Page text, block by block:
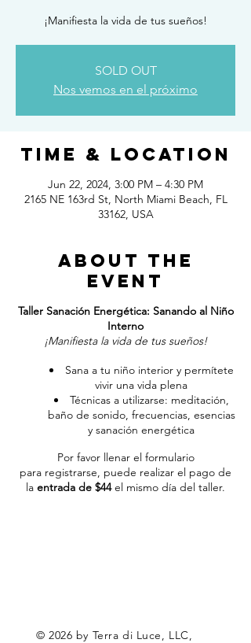
¡Manifiesta la vida de tus sueños!
SOLD OUT
Nos vemos en el próximo
Time & Location
Jun 22, 2024, 3:00 PM – 4:30 PM
2165 NE 163rd St, North Miami Beach, FL
33162, USA
About the
event
Taller Sanación Energética: Sanando al Niño
Interno
¡Manifiesta la vida de tus sueños!
Sana a tu niño interior y permítete
vivir una vida plena
Técnicas a utilizarse: meditación,
baño de sonido, frecuencias, esencias
y sanación energética
Por favor llenar el formulario
para registrarse, puede realizar el pago de
la entrada de $44el mismo día del taller.
© 2026 by Terra di Luce, LLC,